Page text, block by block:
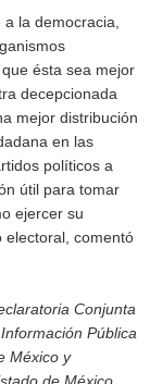
la democracia,
ésta sea mejor
decepcionada
mejor distribución
en las
políticos a
útil para tomar
ejercer su
electoral, comentó
Conjunta
Pública
México y